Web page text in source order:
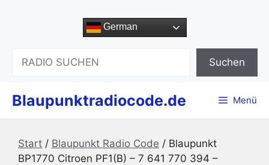
German
Suchen
Blaupunktradiocode.de Menü
Start / Blaupunkt Radio Code / Blaupunkt
BP1770 Citroen PF1(B) – 7 641 770 394 –